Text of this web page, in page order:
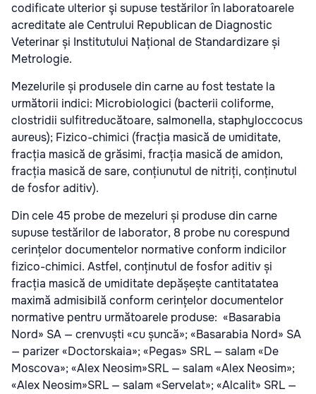
codificate ulterior şi supuse testărilor în laboratoarele
acreditate ale Centrului Republican de Diagnostic
Veterinar și Institutului Național de Standardizare și
Metrologie.
Mezelurile și produsele din carne au fost testate la
următorii indici: Microbiologici (bacterii coliforme,
clostridii sulfitreducătoare, salmonella, staphyloccocus
aureus); Fizico-chimici (fracția masică de umiditate,
fracția masică de grăsimi, fracția masică de amidon,
fracția masică de sare, conțiunutul de nitriți, conținutul
de fosfor aditiv).
Din cele 45 probe de mezeluri și produse din carne
supuse testărilor de laborator, 8 probe nu corespund
cerințelor documentelor normative conform indicilor
fizico-chimici. Astfel, conținutul de fosfor aditiv și
fracția masică de umiditate depășește cantitatatea
maximă admisibilă conform cerințelor documentelor
normative pentru următoarele produse: «Basarabia
Nord» SA — crenvuști «cu șuncă»; «Basarabia Nord» SA
— parizer «Doctorskaia»; «Pegas» SRL — salam «De
Moscova»; «Alex Neosim»SRL — salam «Alex Neosim»;
«Alex Neosim»SRL — salam «Servelat»; «Alcalit» SRL —